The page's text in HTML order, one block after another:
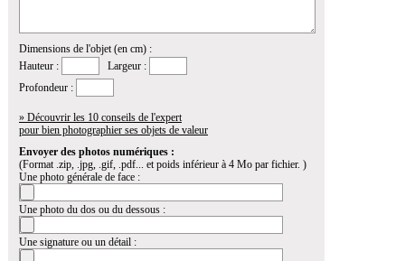
Dimensions de l'objet (en cm) :
Hauteur :
Largeur :
Profondeur :
» Découvrir les 10 conseils de l'expert
pour bien photographier ses objets de valeur
Envoyer des photos numériques :
(Format .zip, .jpg, .gif, .pdf... et poids inférieur à 4 Mo par fichier. )
Une photo générale de face :
Une photo du dos ou du dessous :
Une signature ou un détail :